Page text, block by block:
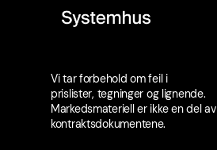
Vi tar forbehold om feil i
prislister, tegninger og lignende.
Markedsmateriell er ikke en del av
kontraktsdokumentene.